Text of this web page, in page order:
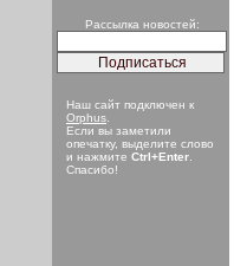
Рассылка новостей:
Наш сайт подключен к
Orphus
Если вы заметили
опечатку, выделите слово
и нажмите Ctrl+Enter
Спасибо!